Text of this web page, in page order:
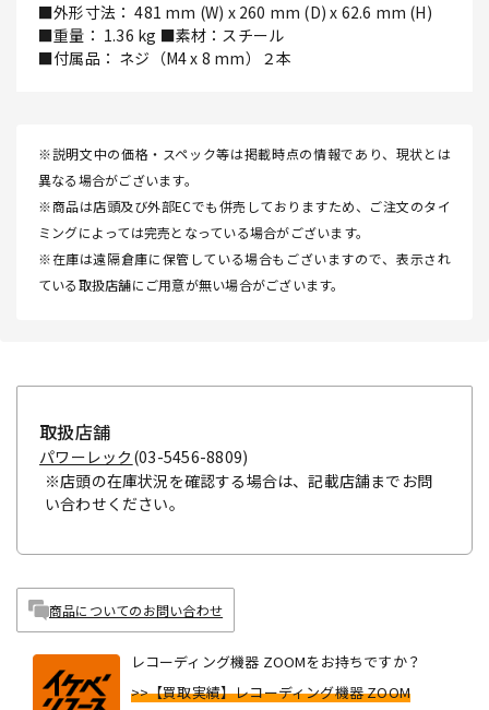
■外形寸法： 481 mm (W) x 260 mm (D) x 62.6 mm (H)
■重量： 1.36 kg ■素材：スチール
■付属品： ネジ（M4 x 8 mm）２本
※説明文中の価格・スペック等は掲載時点の情報であり、現状とは
異なる場合がございます。
※商品は店頭及び外部ECでも併売しておりますため、ご注文のタイ
ミングによっては完売となっている場合がございます。
※在庫は遠隔倉庫に保管している場合もございますので、表示され
ている取扱店舗にご用意が無い場合がございます。
取扱店舗
パワーレック (03-5456-8809)
※店頭の在庫状況を確認する場合は、記載店舗までお問
い合わせください。
商品についてのお問い合わせ
レコーディング機器 ZOOMをお持ちですか？
>>【買取実績】レコーディング機器 ZOOM